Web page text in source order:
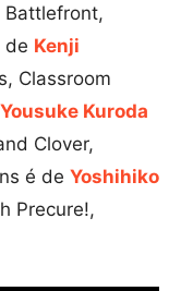
Battlefront,
de Kenji
Classroom
Yousuke Kuroda
Clover,
é de Yoshihiko
Precure!,